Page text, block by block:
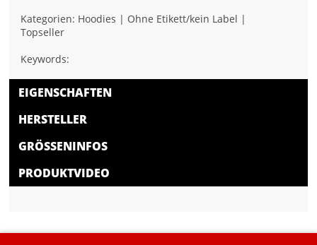
Kategorien: Hoodies | Ohne Etikett/kein Label |
Topseller
Keywords:
EIGENSCHAFTEN
HERSTELLER
GRÖSSENINFOS
PRODUKTVIDEO